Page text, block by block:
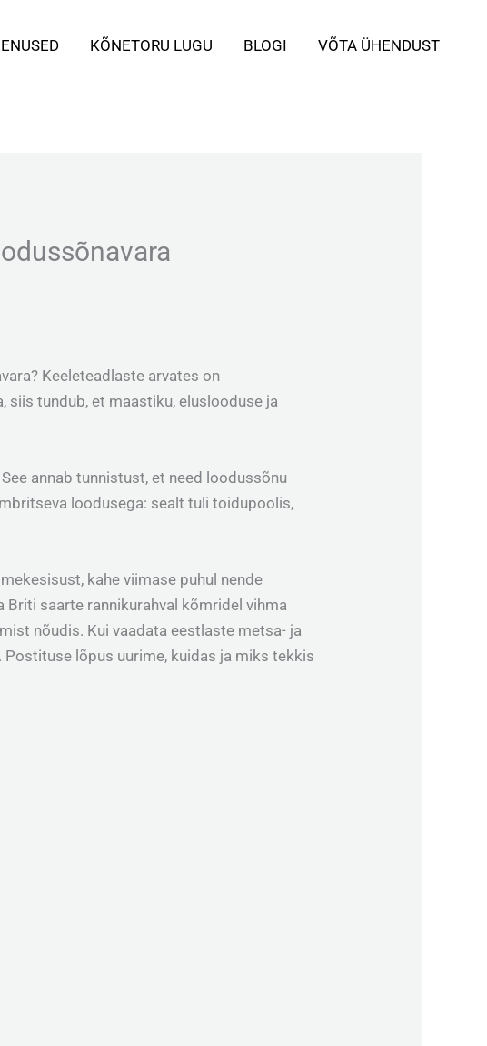
KÕNETORU LUGU BLOGI VÕTA ÜHENDUST
Keeleteadlaste arvates on
siis tundub, et maastiku, eluslooduse ja
annab tunnistust, et need loodussõnu
loodusega: sealt tuli toidupoolis,
kahe viimase puhul nende
saarte rannikurahval kõmridel vihma
nõudis. Kui vaadata eestlaste metsa- ja
lõpus uurime, kuidas ja miks tekkis